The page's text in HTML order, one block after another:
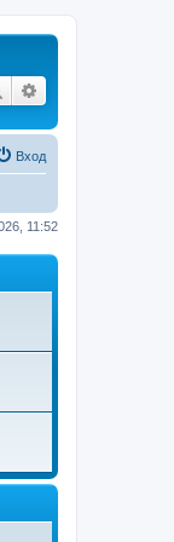
Поиск
Вход
11:52